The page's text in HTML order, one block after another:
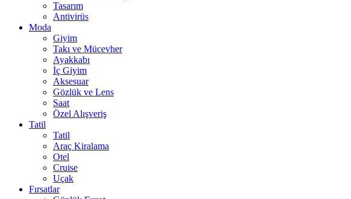
Tasarım
Antivirüs
Moda
Giyim
Takı ve Mücevher
Ayakkabı
İç Giyim
Aksesuar
Gözlük ve Lens
Saat
Özel Alışveriş
Tatil
Tatil
Araç Kiralama
Otel
Cruise
Uçak
Fırsatlar